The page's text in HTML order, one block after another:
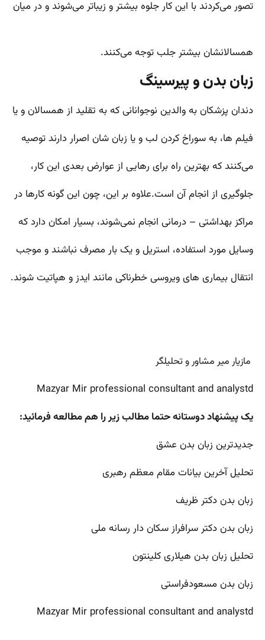
تصور می‌کردند با این کار جلوه بیشتر و زیباتر می‌شوند و در میان
همسالانشان بیشتر جلب توجه می‌کنند.
زبان بدن و پیرسینگ
دندان پزشکان به والدین نوجوانانی که به تقلید از همسالان و یا
فیلم ها،‌ به سوراخ کردن لب و یا زبان شان اصرار دارند توصیه
می‌کنند که بهترین راه برای رهایی از عوارض بعدی این کار،
جلوگیری از انجام آن است.علاوه بر این، چون این گونه کارها در
مراکز بهداشتی – درمانی انجام نمی‌شوند، بسیار امکان دارد که
وسایل مورد استفاده، استریل و یک بار مصرف نباشند و موجب
انتقال بیماری های ویروسی خطرناکی مانند ایدز و هپاتیت شوند.
مازیار میر مشاور و تحلیلگر
Mazyar Mir professional consultant and analystd
یک پیشنهاد دوستانه حتما مطالب زیر را هم مطالعه فرمائید:
جدیدترین زبان بدن عشق
تحلیل آخرین بیانات مقام معظم رهبری
زبان بدن دکتر ظریف
زبان بدن دکتر سرافراز سکان دار رسانه ملی
تحلیل زبان بدن هیلاری کلینتون
زبان بدن مسعودفراستی
Mazyar Mir professional consultant and analystd